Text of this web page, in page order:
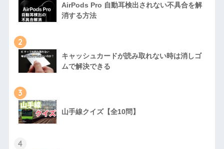
AirPods Pro 自動耳検出されない不具合を解
消する方法
2
キャッシュカードが読み取れない時は消しゴ
ムで解決できる
3
山手線クイズ【全10問】
4